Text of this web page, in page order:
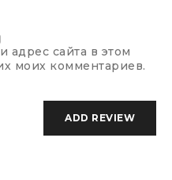
адрес сайта в этом
моих комментариев.